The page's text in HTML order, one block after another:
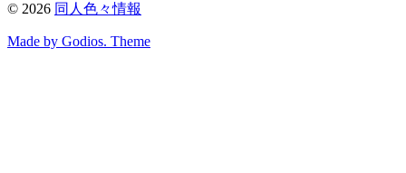
© 2026 同人色々情報
Made by Godios. Theme